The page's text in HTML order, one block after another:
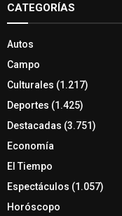
CATEGORÍAS
Autos
Campo
Culturales (1.217)
Deportes (1.425)
Destacadas (3.751)
Economía
El Tiempo
Espectáculos (1.057)
Horóscopo